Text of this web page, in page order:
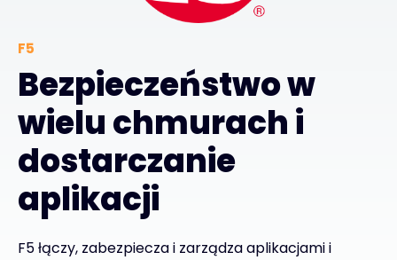
Exclusive Access - Dowiedz się więcej
Kontakt
#weareexclusive
F5
Bezpieczeństwo w
wielu chmurach i
dostarczanie
aplikacji
F5 łączy, zabezpiecza i zarządza aplikacjami i